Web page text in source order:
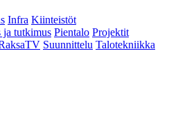
Infra Kiinteistöt
ja tutkimus Pientalo Projektit
Suunnittelu Talotekniikka